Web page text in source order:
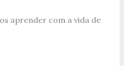
aprender com a vida de